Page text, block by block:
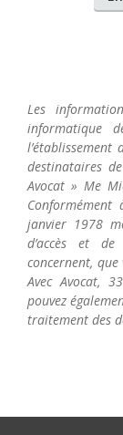
Les
informatique
l’établissement
destinataires
Avocat » Me
janvier 1978
d’accès et
concernent, que
Avec Avocat,
pouvez
traitement des